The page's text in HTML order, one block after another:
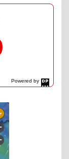
Powered by
DaysPedia.com